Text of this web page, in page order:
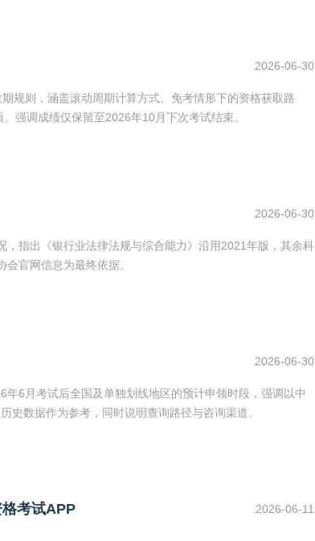
2026-06-30
规则，涵盖滚动周期计算方式、免考情形下的资格获取路
强调成绩仅保留至2026年10月下次考试结束。
2026-06-30
指出《银行业法律法规与综合能力》沿用2021年版，其余科
官网信息为最终依据。
2026-06-30
6月考试后全国及单独划线地区的预计申领时段，强调以中
数据作为参考，同时说明查询路径与咨询渠道。
考试APP 2026-06-11